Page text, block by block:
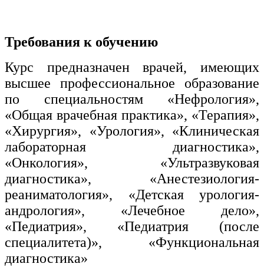
Требования к обучению
Курс предназначен врачей, имеющих
высшее профессиональное образование
по специальностям «Нефрология»,
«Общая врачебная практика», «Терапия»,
«Хирургия», «Урология», «Клиническая
лабораторная диагностика»,
«Онкология», «Ультразвуковая
диагностика», «Анестезиология-
реаниматология», «Детская урология-
андрология», «Лечебное дело»,
«Педиатрия», «Педиатрия (после
специалитета)», «Функциональная
диагностика»